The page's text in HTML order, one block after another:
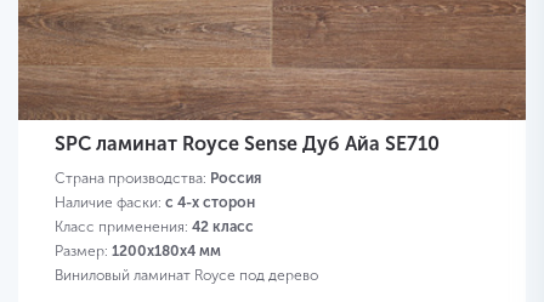
SPC ламинат Royce Sense Дуб Айа SE710
Страна производства: Россия
Наличие фаски: с 4-х сторон
Класс применения: 42 класс
Размер: 1200х180х4 мм
Виниловый ламинат Royce под дерево